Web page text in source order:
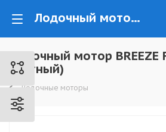
Лодочный мотор BREEZE F5S (4х тактный) - www.kovrovec.ru
Лодочный мотор BREEZE
тактный)
Лодочные моторы